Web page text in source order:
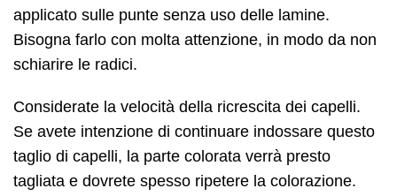
applicato sulle punte senza uso delle lamine.
Bisogna farlo con molta attenzione, in modo da non
schiarire le radici.
Considerate la velocità della ricrescita dei capelli.
Se avete intenzione di continuare indossare questo
taglio di capelli, la parte colorata verrà presto
tagliata e dovrete spesso ripetere la colorazione.